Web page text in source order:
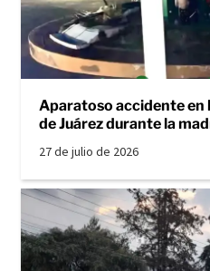
Aparatoso accidente en
de Juárez durante la
27 de julio de 2026